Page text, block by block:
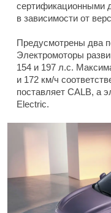
сертификационными
в зависимости от
Предусмотрены два
Электромоторы
154 и 197 л.с.
и 172 км/ч
поставляет CALB, а
Electric.